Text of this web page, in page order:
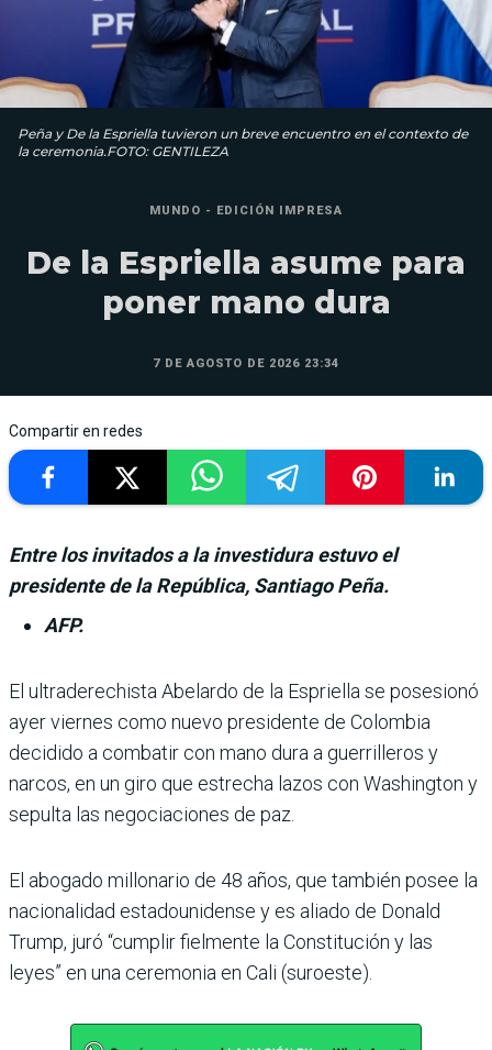
Peña y De la Espriella tuvieron un breve encuentro en el contexto de
la ceremonia.FOTO: GENTILEZA
MUNDO - EDICIÓN IMPRESA
De la Espriella asume para
poner mano dura
7 DE AGOSTO DE 2026 23:34
Compartir en redes
Entre los invitados a la investidura estuvo el
presidente de la República, Santiago Peña.
AFP.
El ultraderechista Abe­lardo de la Espriella se posesionó
ayer viernes como nuevo presi­dente de Colombia
decidido a combatir con mano dura a guerrilleros y
narcos, en un giro que estrecha lazos con Washington y
sepulta las negociaciones de paz.
El abogado millonario de 48 años, que también posee la
nacionalidad estadouni­dense y es aliado de Donald
Trump, juró “cumplir fiel­mente la Constitución y las
leyes” en una ceremonia en Cali (suroeste).